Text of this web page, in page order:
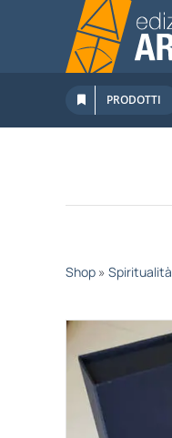
contenuto
PRODOTTI
Shop» Spiritualità